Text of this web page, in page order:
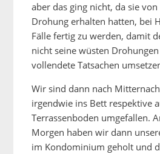
aber das ging nicht, da sie
Drohung erhalten hatten, bei
Fälle fertig zu werden, damit
nicht seine wüsten
vollendete Tatsachen
Wir sind dann nach
irgendwie ins Bett respektive
Terrassenboden umgefallen.
Morgen haben wir dann
im Kondominium geholt und